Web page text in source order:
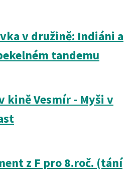
v družině: Indiáni a
tandemu
kině Vesmír - Myši v
z F pro 8.roč. (tání